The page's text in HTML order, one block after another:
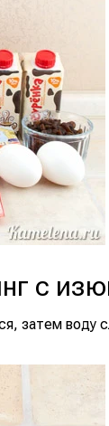
с
затем воду